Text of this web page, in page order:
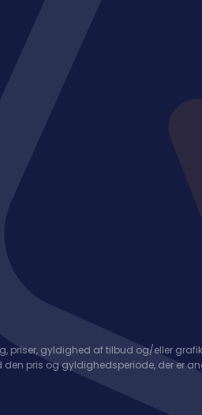
priser, gyldighed af tilbud og/eller
den pris og gyldighedsperiode, der er